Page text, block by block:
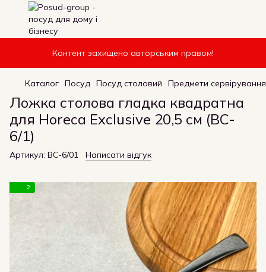
Контент захищено авторським правом!
Каталог Посуд Посуд столовий Предмети сервірування
Ложка столова гладка квадратна
для Horeca Exclusive 20,5 см (BC-
6/1)
Артикул: BC-6/01 Написати відгук
2